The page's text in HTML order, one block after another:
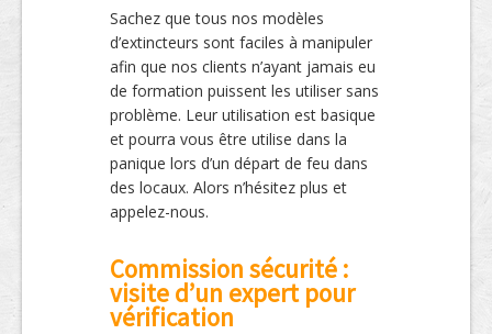
Sachez que tous nos modèles
d’extincteurs sont faciles à manipuler
afin que nos clients n’ayant jamais eu
de formation puissent les utiliser sans
problème. Leur utilisation est basique
et pourra vous être utilise dans la
panique lors d’un départ de feu dans
des locaux. Alors n’hésitez plus et
appelez-nous.
Commission sécurité :
visite d’un expert pour
vérification